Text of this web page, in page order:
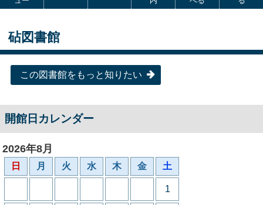
砧図書館
この図書館をもっと知りたい
開館日カレンダー
2026年8月
日 月 火 水 木 金 土
1